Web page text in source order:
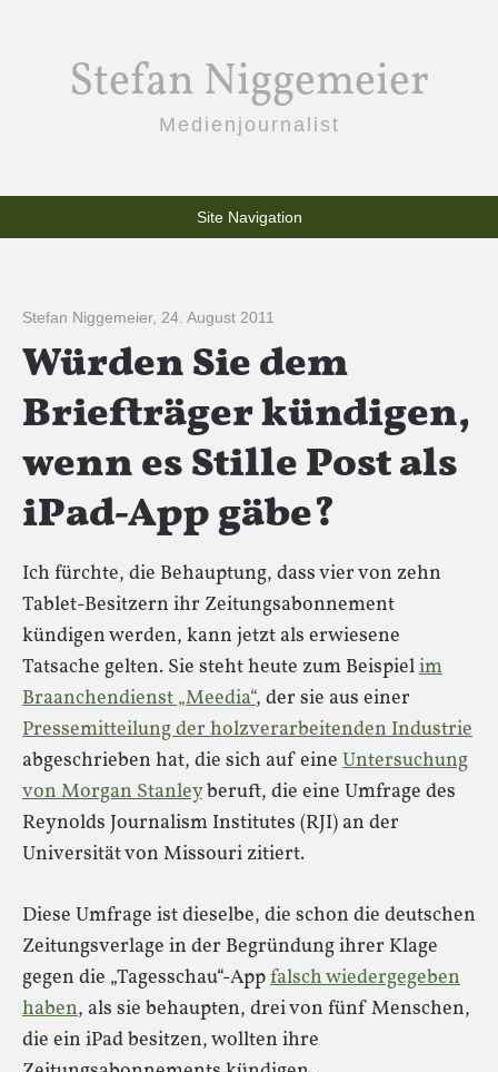
Stefan Niggemeier
Medienjournalist
Site Navigation
Stefan Niggemeier, 24. August 2011
Würden Sie dem
Briefträger kündigen,
wenn es Stille Post als
iPad-App gäbe?
Ich fürchte, die Behauptung, dass vier von zehn
Tablet-Besitzern ihr Zeitungsabonnement
kündigen werden, kann jetzt als erwiesene
Tatsache gelten. Sie steht heute zum Beispielim
Braanchendienst „Meedia“, der sie aus einer
Pressemitteilung der holzverarbeitenden Industrie
abgeschrieben hat, die sich auf eine Untersuchung
von Morgan Stanleyberuft, die eine Umfrage des
Reynolds Journalism Institutes (RJI) an der
Universität von Missouri zitiert.
Diese Umfrage ist dieselbe, die schon die deutschen
Zeitungsverlage in der Begründung ihrer Klage
gegen die „Tagesschau“-Appfalsch wiedergegeben
haben, als sie behaupten, drei von fünf Menschen,
die ein iPad besitzen, wollten ihre